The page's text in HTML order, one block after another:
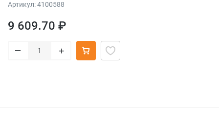
Артикул: 4100588
9 609.70 ₽
– +